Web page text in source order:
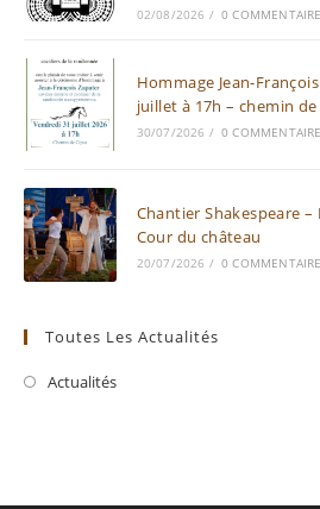
02/08/2026 / 0 COMMENTAIRE
Hommage Jean-
juillet à 17h – chemin
30/07/2026 / 0 COMMENTAIRE
Chantier Shakespeare
Cour du château
20/07/2026 / 0 COMMENTAIRE
Toutes Les Actualités
Actualités